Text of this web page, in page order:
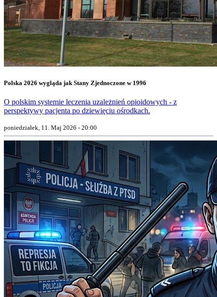
Polska 2026 wygląda jak Stany Zjednoczone w 1996
O polskim systemie leczenia uzależnień opioidowych - z
perspektywy pacjenta po dziewięciu ośrodkach.
poniedziałek, 11. Maj 2026 - 20:00